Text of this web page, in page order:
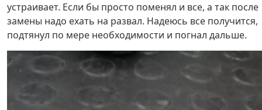
устраивает. Если бы просто поменял и все, а так после
замены надо ехать на развал. Надеюсь все получится,
подтянул по мере необходимости и погнал дальше.